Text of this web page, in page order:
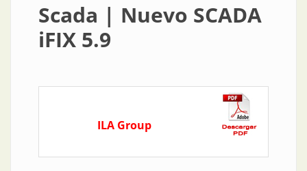
Scada | Nuevo SCADA
iFIX 5.9
ILA Group